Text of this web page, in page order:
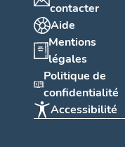
contacter
Aide
Mentions
légales
Politique de
confidentialité
Accessibilité